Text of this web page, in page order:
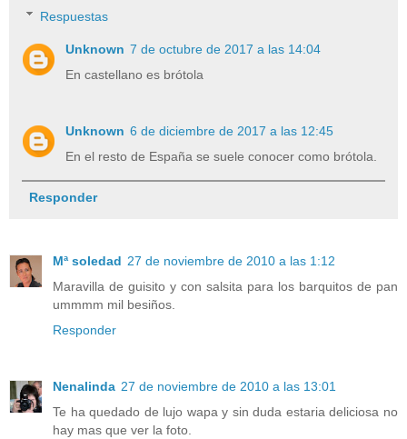
Respuestas
Unknown 7 de octubre de 2017 a las 14:04
En castellano es brótola
Unknown 6 de diciembre de 2017 a las 12:45
En el resto de España se suele conocer como brótola.
Responder
Mª soledad 27 de noviembre de 2010 a las 1:12
Maravilla de guisito y con salsita para los barquitos de pan
ummmm mil besiños.
Responder
Nenalinda 27 de noviembre de 2010 a las 13:01
Te ha quedado de lujo wapa y sin duda estaria deliciosa no
hay mas que ver la foto.